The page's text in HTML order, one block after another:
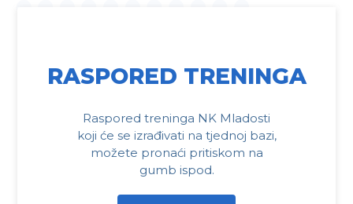
RASPORED TRENINGA
Raspored treninga NK Mladosti
koji će se izrađivati na tjednoj bazi,
možete pronaći pritiskom na
gumb ispod.